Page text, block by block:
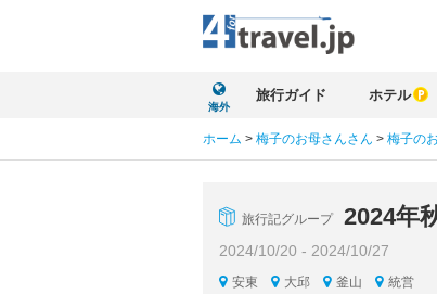
海外
旅行ガイド ホテル
ホーム > 梅子のお母さんさん > 梅子の
旅行記グループ 2024年
2024/10/20 - 2024/10/27
安東 大邱 釜山 統営